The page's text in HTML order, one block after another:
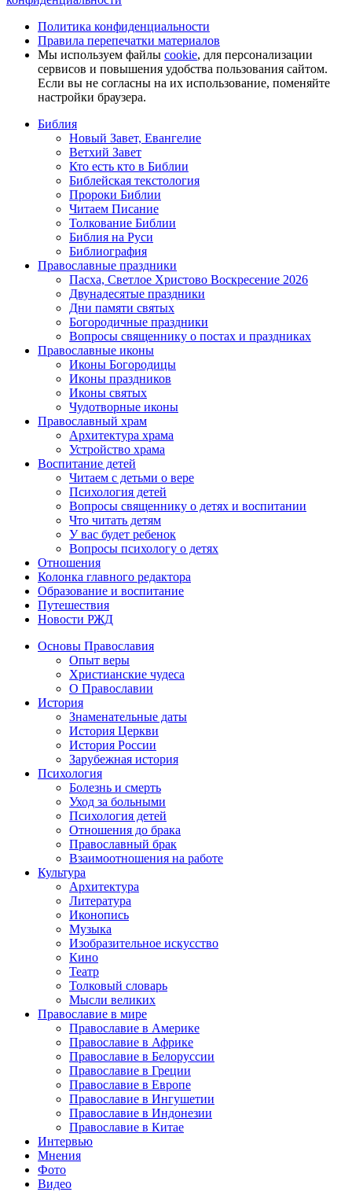
Политика конфиденциальности
Правила перепечатки материалов
Мы используем файлы cookie, для персонализации
сервисов и повышения удобства пользования сайтом.
Если вы не согласны на их использование, поменяйте
настройки браузера.
Библия
Новый Завет, Евангелие
Ветхий Завет
Кто есть кто в Библии
Библейская текстология
Пророки Библии
Читаем Писание
Толкование Библии
Библия на Руси
Библиография
Православные праздники
Пасха, Светлое Христово Воскресение 2026
Двунадесятые праздники
Дни памяти святых
Богородичные праздники
Вопросы священнику о постах и праздниках
Православные иконы
Иконы Богородицы
Иконы праздников
Иконы святых
Чудотворные иконы
Православный храм
Архитектура храма
Устройство храма
Воспитание детей
Читаем с детьми о вере
Психология детей
Вопросы священнику о детях и воспитании
Что читать детям
У вас будет ребенок
Вопросы психологу о детях
Отношения
Колонка главного редактора
Образование и воспитание
Путешествия
Новости РЖД
Основы Православия
Опыт веры
Христианские чудеса
О Православии
История
Знаменательные даты
История Церкви
История России
Зарубежная история
Психология
Болезнь и смерть
Уход за больными
Психология детей
Отношения до брака
Православный брак
Взаимоотношения на работе
Культура
Архитектура
Литература
Иконопись
Музыка
Изобразительное искусство
Кино
Театр
Толковый словарь
Мысли великих
Православие в мире
Православие в Америке
Православие в Африке
Православие в Белоруссии
Православие в Греции
Православие в Европе
Православие в Ингушетии
Православие в Индонезии
Православие в Китае
Интервью
Мнения
Фото
Видео